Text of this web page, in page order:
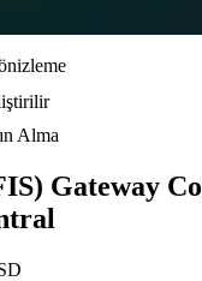
Alma
Gateway